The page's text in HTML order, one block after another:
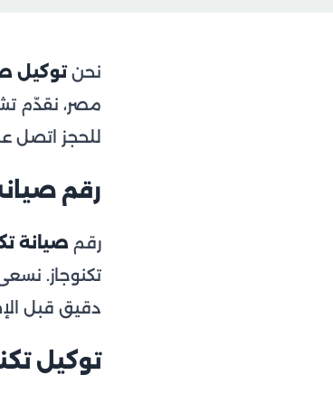
نحنتوكيل
مصر، نقدّم
للحجز اتصل
رقم صيانة
رقم صيانة
دقيق قبل
توكيل